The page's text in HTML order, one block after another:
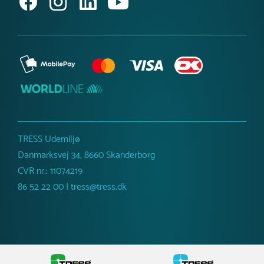
TRESS Udemiljø
Danmarksvej 34, 8660 Skanderborg
CVR nr.: 11074219
86 52 22 00 | tress@tress.dk